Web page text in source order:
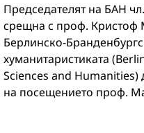
Председателят на БАН
срещна с проф. Кристоф
Берлинско-
хуманитаристиката
Sciences and
на посещението проф.